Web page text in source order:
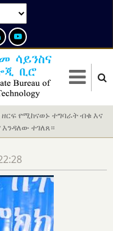
የሚከናወኑ ተግባራት ብቁ እና
ተገለጸ።